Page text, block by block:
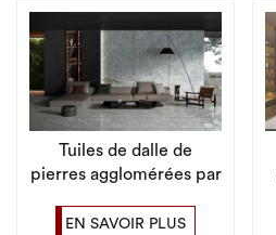
Tuiles de dalle de
pierres agglomérées par
plancher de mur
EN SAVOIR PLUS